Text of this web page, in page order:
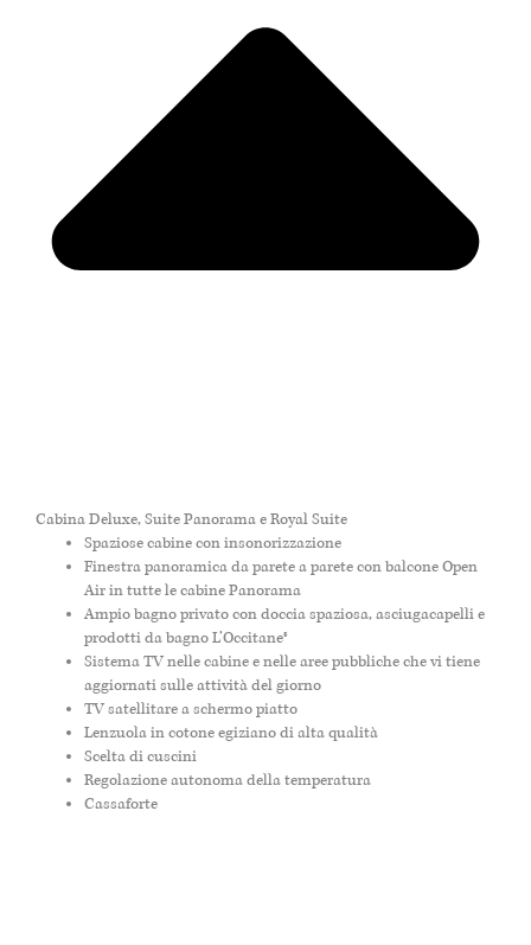
Cabina Deluxe, Suite Panorama e Royal Suite
Spaziose cabine con insonorizzazione
Finestra panoramica da parete a parete con balcone Open
Air in tutte le cabine Panorama
Ampio bagno privato con doccia spaziosa, asciugacapelli e
prodotti da bagno L’Occitane®
Sistema TV nelle cabine e nelle aree pubbliche che vi tiene
aggiornati sulle attività del giorno
TV satellitare a schermo piatto
Lenzuola in cotone egiziano di alta qualità
Scelta di cuscini
Regolazione autonoma della temperatura
Cassaforte